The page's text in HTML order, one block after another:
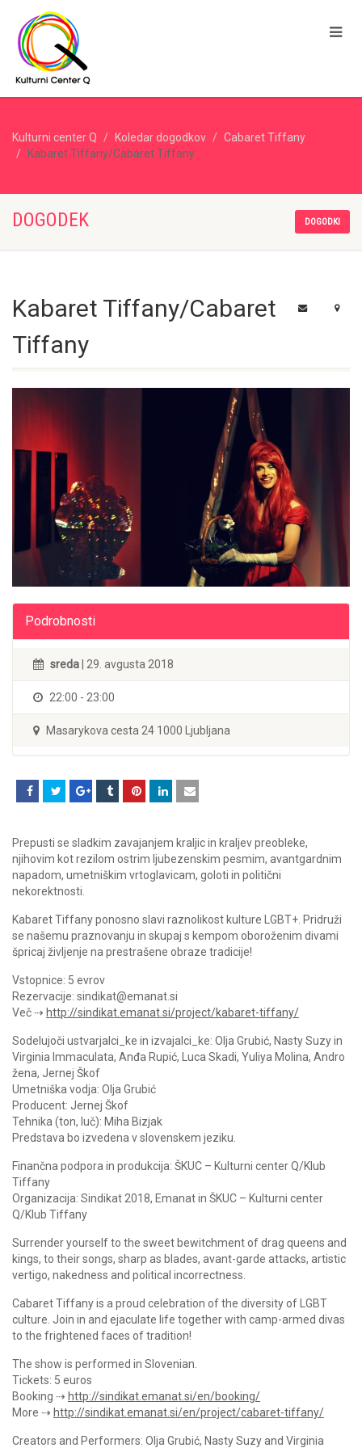
Kulturni center Q Koledar dogodkov
Cabaret Tiffany
Kabaret Tiffany/Cabaret Tiffany
DOGODEK DOGODKI
Kabaret Tiffany/Cabaret
Tiffany
Podrobnosti
sreda | 29. avgusta 2018
22:00 - 23:00
Masarykova cesta 24 1000 Ljubljana
Prepusti se sladkim zavajanjem kraljic in kraljev preobleke,
njihovim kot rezilom ostrim ljubezenskim pesmim, avantgardnim
napadom, umetniškim vrtoglavicam, goloti in politični
nekorektnosti.
Kabaret Tiffany ponosno slavi raznolikost kulture LGBT+. Pridruži
se našemu praznovanju in skupaj s kempom oboroženim divami
špricaj življenje na prestrašene obraze tradicije!
Vstopnice: 5 evrov
Rezervacije: sindikat@emanat.si
Več ⇢ http://sindikat.emanat.si/project/kabaret-tiffany/
Sodelujoči ustvarjalci_ke in izvajalci_ke: Olja Grubić, Nasty Suzy in
Virginia Immaculata, Anđa Rupić, Luca Skadi, Yuliya Molina, Andro
žena, Jernej Škof
Umetniška vodja: Olja Grubić
Producent: Jernej Škof
Tehnika (ton, luč): Miha Bizjak
Predstava bo izvedena v slovenskem jeziku.
Finančna podpora in produkcija: ŠKUC – Kulturni center Q/Klub
Tiffany
Organizacija: Sindikat 2018, Emanat in ŠKUC – Kulturni center
Q/Klub Tiffany
Surrender yourself to the sweet bewitchment of drag queens and
kings, to their songs, sharp as blades, avant-garde attacks, artistic
vertigo, nakedness and political incorrectness.
Cabaret Tiffany is a proud celebration of the diversity of LGBT
culture. Join in and ejaculate life together with camp-armed divas
to the frightened faces of tradition!
The show is performed in Slovenian.
Tickets: 5 euros
Booking ⇢ http://sindikat.emanat.si/en/booking/
More ⇢ http://sindikat.emanat.si/en/project/cabaret-tiffany/
Creators and Performers: Olja Grubić, Nasty Suzy and Virginia